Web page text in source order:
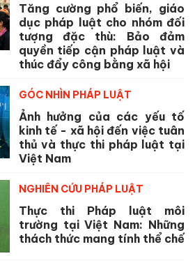
Tăng cường phổ biến, giáo
dục pháp luật cho nhóm đối
tượng đặc thù: Bảo đảm
quyền tiếp cận pháp luật và
thúc đẩy công bằng xã hội
GÓC NHÌN PHÁP LUẬT
Ảnh hưởng của các yếu tố
kinh tế - xã hội đến việc tuân
thủ và thực thi pháp luật tại
Việt Nam
NGHIÊN CỨU PHÁP LUẬT
Thực thi Pháp luật môi
trường tại Việt Nam: Những
thách thức mang tính thể chế